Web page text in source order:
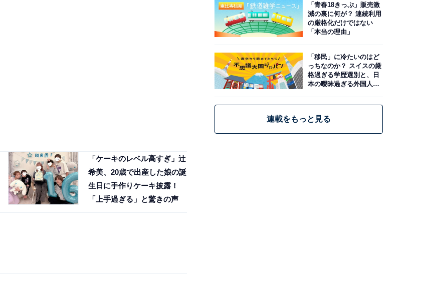
「ケーキのレベル高すぎ」辻
希美、20歳で出産した娘の誕
生日に手作りケーキ披露！
「上手過ぎる」と驚きの声
「青春18きっぷ」販売激
減の裏に何が？ 連続利用
の厳格化だけではない
「本当の理由」
「移民」に冷たいのはど
っちなのか？ スイスの厳
格過ぎる学歴選別と、日
本の曖昧過ぎる外国人政
連載をもっと見る